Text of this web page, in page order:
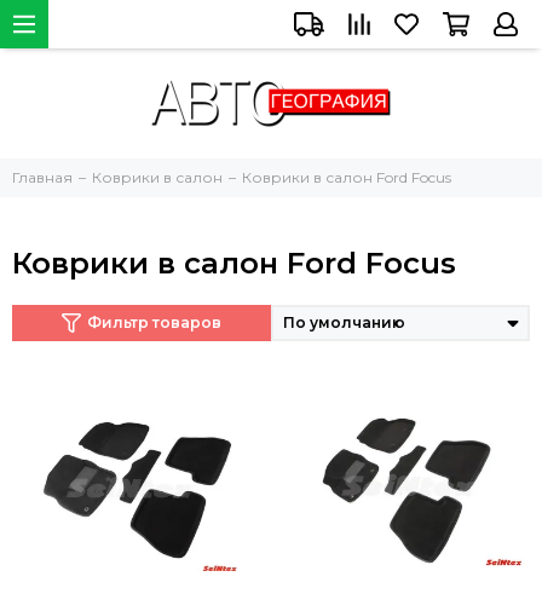
Главная Коврики в салон Коврики в салон Ford Focus
Коврики в салон Ford Focus
Фильтр товаров